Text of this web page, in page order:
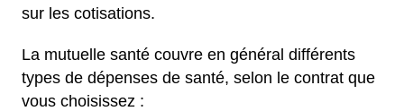
sur les cotisations.
La mutuelle santé couvre en général différents
types de dépenses de santé, selon le contrat que
vous choisissez :